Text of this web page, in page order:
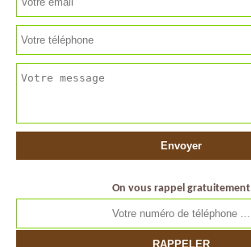
On vous rappel gratuitement